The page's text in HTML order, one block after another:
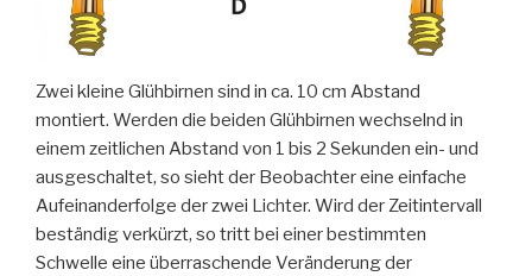
Zwei kleine Glühbirnen sind in ca. 10 cm Abstand
montiert. Werden die beiden Glühbirnen wechselnd in
einem zeitlichen Abstand von 1 bis 2 Sekunden ein- und
ausgeschaltet, so sieht der Beobachter eine einfache
Aufeinanderfolge der zwei Lichter. Wird der Zeitintervall
beständig verkürzt, so tritt bei einer bestimmten
Schwelle eine überraschende Veränderung der